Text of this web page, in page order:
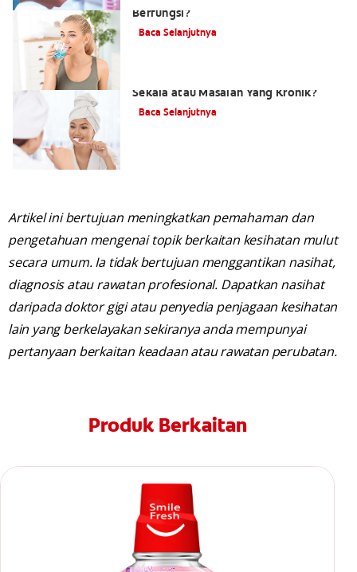
Berfungsi?
Baca Selanjutnya
Sekala atau Masalah Yang Kronik?
Baca Selanjutnya
Artikel ini bertujuan meningkatkan pemahaman dan
pengetahuan mengenai topik berkaitan kesihatan mulut
secara umum. Ia tidak bertujuan menggantikan nasihat,
diagnosis atau rawatan profesional. Dapatkan nasihat
daripada doktor gigi atau penyedia penjagaan kesihatan
lain yang berkelayakan sekiranya anda mempunyai
pertanyaan berkaitan keadaan atau rawatan perubatan.
Produk Berkaitan